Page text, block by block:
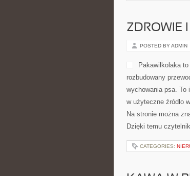
można znaleźć
Ikoniczne Budowle
CATEGORIES:
ZDROWIE